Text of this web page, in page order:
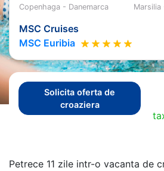
Copenhaga - Danemarca Marsilia
MSC Cruises
MSC Euribia
Solicita oferta de
croaziera
Petrece 11 zile intr-o vacanta de